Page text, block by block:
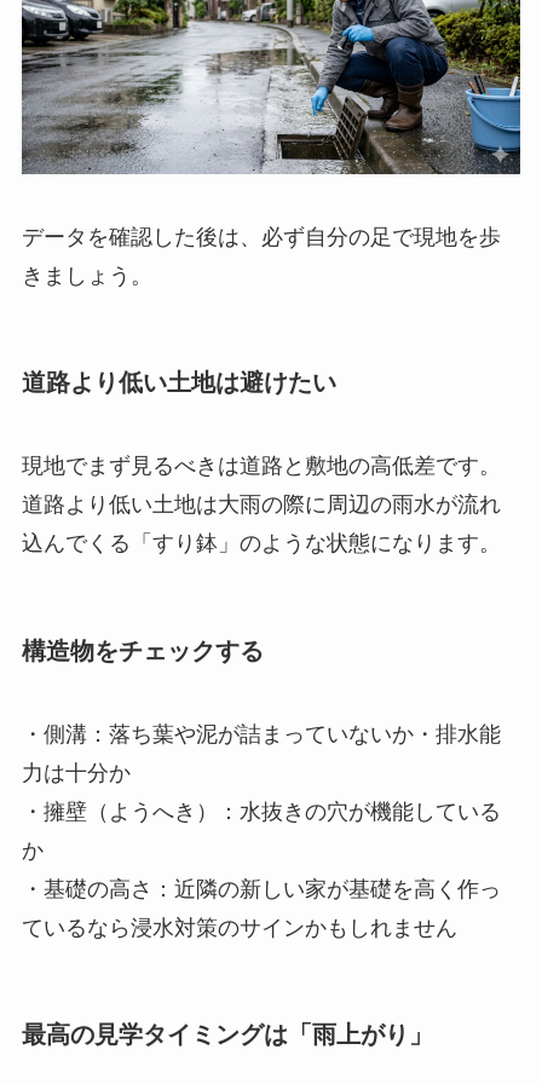
データを確認した後は、必ず自分の足で現地を歩
きましょう。
道路より低い土地は避けたい
現地でまず見るべきは道路と敷地の高低差です。
道路より低い土地は大雨の際に周辺の雨水が流れ
込んでくる「すり鉢」のような状態になります。
構造物をチェックする
・側溝：落ち葉や泥が詰まっていないか・排水能
力は十分か
・擁壁（ようへき）：水抜きの穴が機能している
か
・基礎の高さ：近隣の新しい家が基礎を高く作っ
ているなら浸水対策のサインかもしれません
最高の見学タイミングは「雨上がり」